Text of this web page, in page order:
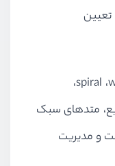
تعیین
، spiral،
متدهای سبک
و مدیریت